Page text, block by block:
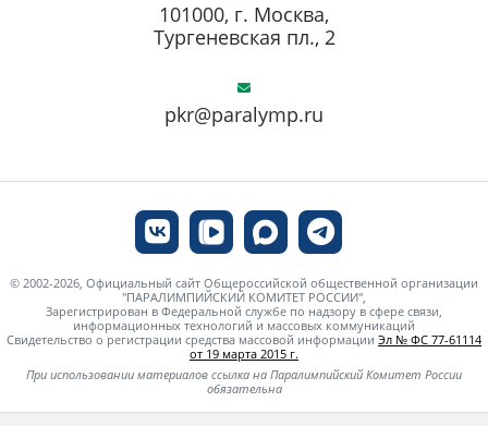
pkr@paralymp.ru
101000, г. Москва,
Тургеневская пл., 2
© 2002-2026, Официальный сайт Общероссийской общественной организации
"ПАРАЛИМПИЙСКИЙ КОМИТЕТ РОССИИ",
Зарегистрирован в Федеральной службе по надзору в сфере связи,
информационных технологий и массовых коммуникаций
Свидетельство о регистрации средства массовой информации Эл № ФС 77-61114
от 19 марта 2015 г.
При использовании материалов ссылка на Паралимпийский Комитет России
обязательна